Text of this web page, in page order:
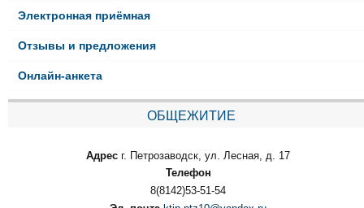
Электронная приёмная
Отзывы и предложения
Онлайн-анкета
ОБЩЕЖИТИЕ
Адрес г. Петрозаводск, ул. Лесная, д. 17
Телефон
8(8142)53-51-54